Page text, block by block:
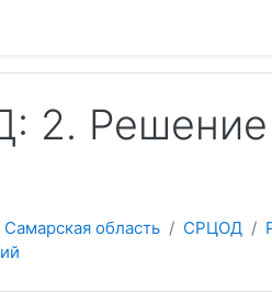
2.
Самарская область СРЦОД